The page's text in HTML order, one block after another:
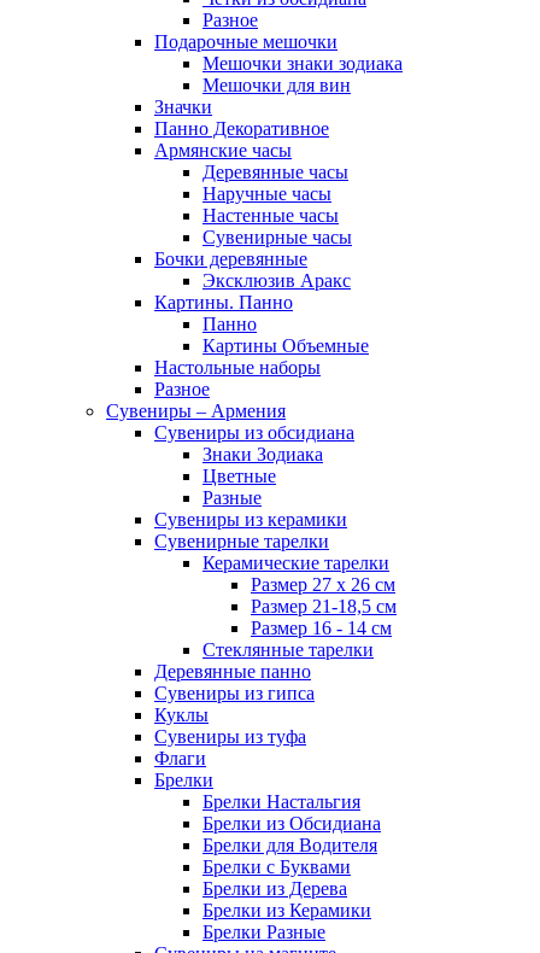
Разное
Подарочные мешочки
Мешочки знаки зодиака
Мешочки для вин
Значки
Панно Декоративное
Армянские часы
Деревянные часы
Наручные часы
Настенные часы
Сувенирные часы
Бочки деревянные
Эксклюзив Аракс
Картины. Панно
Панно
Картины Объемные
Настольные наборы
Разное
Сувениры – Армения
Сувениры из обсидиана
Знаки Зодиака
Цветные
Разные
Сувениры из керамики
Сувенирные тарелки
Керамические тарелки
Размер 27 х 26 см
Размер 21-18,5 см
Размер 16 - 14 см
Стеклянные тарелки
Деревянные панно
Сувениры из гипса
Куклы
Сувениры из туфа
Флаги
Брелки
Брелки Настальгия
Брелки из Обсидиана
Брелки для Водителя
Брелки с Буквами
Брелки из Дерева
Брелки из Керамики
Брелки Разные